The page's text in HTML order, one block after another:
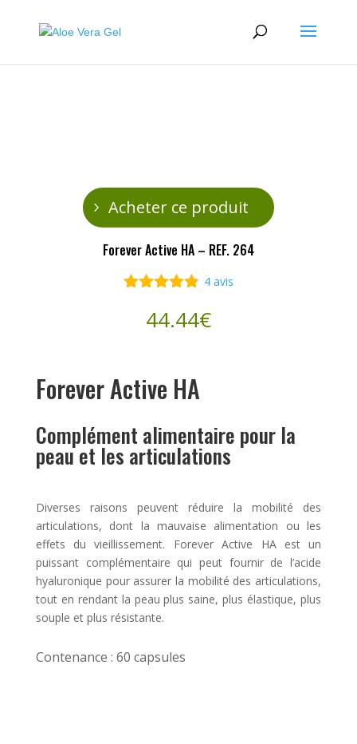
Acheter ce produit
Forever Active HA – REF. 264
sur 5
basé sur
4 avis
44.44€
Forever Active HA
Complément alimentaire pour la
peau et les articulations
Diverses raisons peuvent réduire la mobilité des
articulations, dont la mauvaise alimentation ou les
effets du vieillissement. Forever Active HA est un
puissant complémentaire qui peut fournir de l’acide
hyaluronique pour assurer la mobilité des articulations,
tout en rendant la peau plus saine, plus élastique, plus
souple et plus résistante.
Contenance : 60 capsules